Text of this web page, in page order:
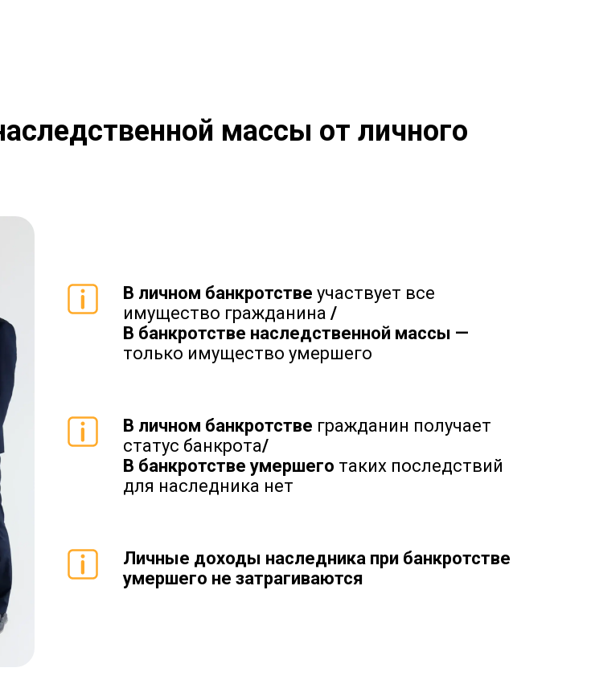
массы от личного
В личном банкротстве участвует все
имущество гражданина /
В банкротстве наследственной массы —
только имущество умершего
В личном банкротстве гражданин получает
статус банкрота/
В банкротстве умершего таких последствий
для наследника нет
Личные доходы наследника при банкротстве
умершего не затрагиваются